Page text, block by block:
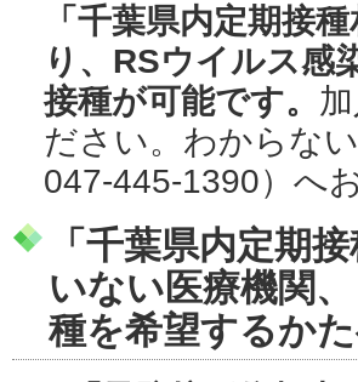
「千葉県内定期接
り、RSウイルス感
接種が可能です。
ださい。わからな
047-445-1390）へ
「千葉県内定期
いない医療機関
種を希望するか